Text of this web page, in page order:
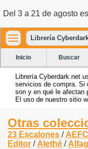
Del 3 a 21 de agosto
Librería
Inicio Buscar
Librería Cyberdark.net
servicios de compra. Si
son y en qué le afectan
El uso de nuestro sitio
Otras
23 Escalones /
Editor / Alethé /